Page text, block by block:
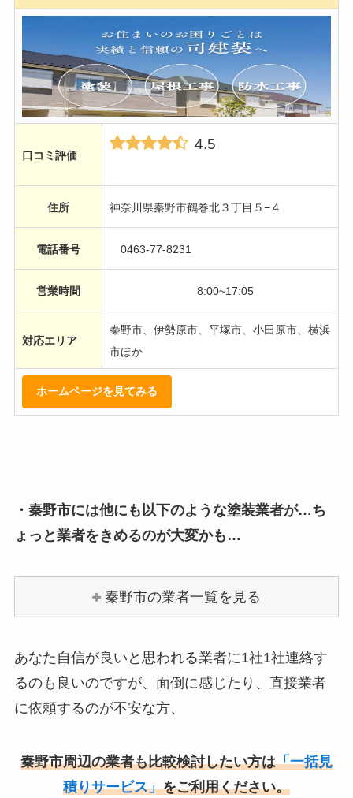
口コミ評価
4.5
住所 神奈川県秦野市鶴巻北３丁目５−４
電話番号 0463-77-8231
営業時間 8:00~17:05
対応エリア
秦野市、伊勢原市、平塚市、小田原市、横浜
市ほか
ホームページを見てみる
・秦野市には他にも以下のような塗装業者が…ち
ょっと業者をきめるのが大変かも…
秦野市の業者一覧を見る
あなた自信が良いと思われる業者に1社1社連絡す
るのも良いのですが、面倒に感じたり、直接業者
に依頼するのが不安な方、
秦野市周辺の業者も比較検討したい方は「一括見
積りサービス」をご利用ください。